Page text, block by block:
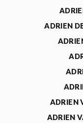
ADRIEN
ADRIEN
ADRIEN